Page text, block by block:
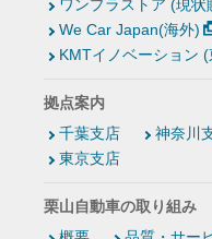
ワンプラストア (現
We Car Japan(海外)
KMTイノベーション
拠点案内
千葉支店
神奈川
東京支店
栗山自動車の取り組み